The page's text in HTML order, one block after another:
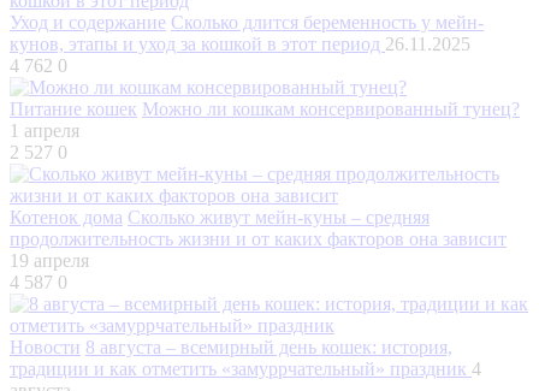
Уход и содержание Сколько длится беременность у мейн-
кунов, этапы и уход за кошкой в этот период 26.11.2025
4 762 0
Питание кошек Можно ли кошкам консервированный тунец?
1 апреля
2 527 0
Котенок дома Сколько живут мейн-куны – средняя
продолжительность жизни и от каких факторов она зависит
19 апреля
4 587 0
Новости 8 августа – всемирный день кошек: история,
традиции и как отметить «замуррчательный» праздник 4